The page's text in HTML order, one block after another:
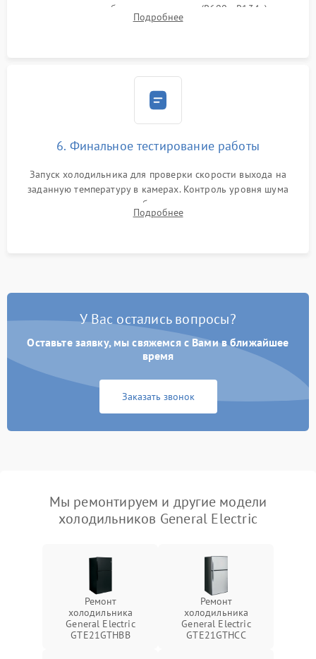
дозированным объемом хладагента (R600a, R134a) по
электронным весам. Контроль рабочего давления в системе.
Подробнее
6. Финальное тестирование работы
Запуск холодильника для проверки скорости выхода на
заданную температуру в камерах. Контроль уровня шума
компрессора, отсутствия обмерзания стенок и корректного
срабатывания системы автоматической оттайки.
Подробнее
У Вас остались вопросы?
Оставьте заявку, мы свяжемся с Вами в ближайшее
время
Заказать звонок
Мы ремонтируем и другие модели
холодильников General Electric
Ремонт
холодильника
General Electric
GTE21GTHBB
Ремонт
холодильника
General Electric
GTE21GTHCC